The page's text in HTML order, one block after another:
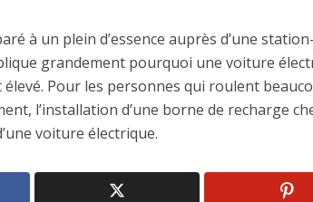
à un plein d’essence auprès d’une
grandement pourquoi une voiture
Pour les personnes qui roulent
l’installation d’une borne de recharge
voiture électrique.